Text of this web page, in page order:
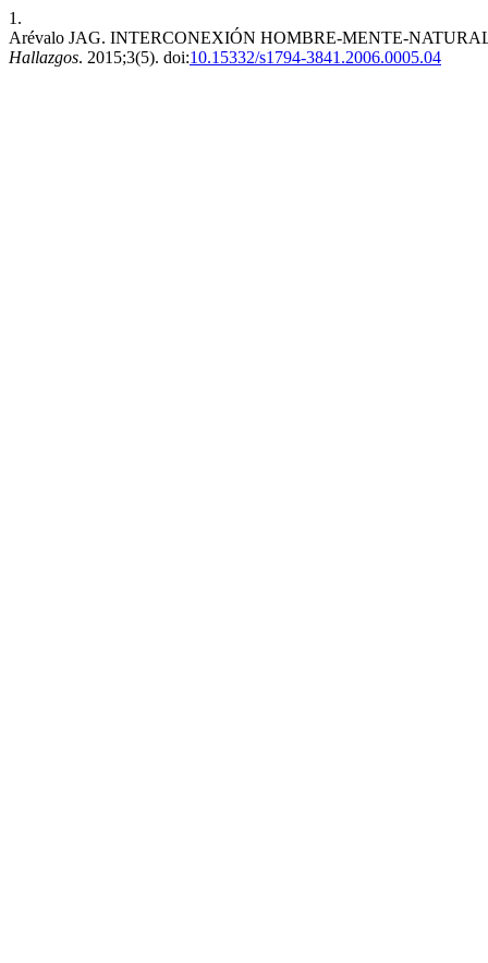
1.
Arévalo JAG. INTERCONEXIÓN HOMBRE-MENTE-
Hallazgos. 2015;3(5). doi:10.15332/s1794-3841.2006.0005.04